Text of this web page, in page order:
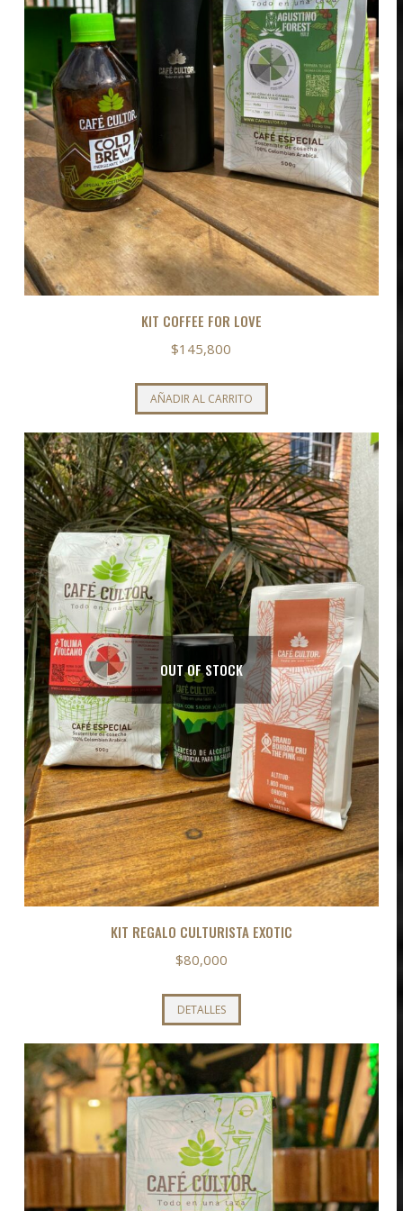
KIT COFFEE FOR LOVE
$145,800
AÑADIR AL CARRITO
OUT OF STOCK
KIT REGALO CULTURISTA EXOTIC
$80,000
DETALLES
producto
tiene
múltiples
variantes.
Las
opciones
se
pueden
elegir